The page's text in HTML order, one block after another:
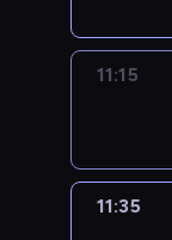
11:15
11:35